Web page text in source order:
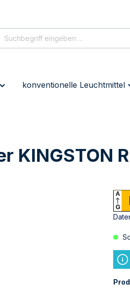
konventionelle Leuchtmittel
KINGSTON
A
G